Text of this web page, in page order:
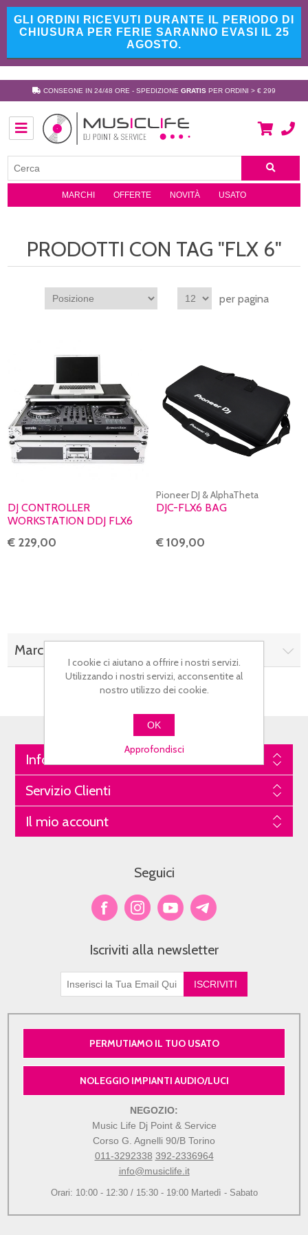
GLI ORDINI RICEVUTI DURANTE IL PERIODO DI
CHIUSURA PER FERIE SARANNO EVASI IL 25
AGOSTO.
CONSEGNE IN 24/48 ORE - SPEDIZIONE GRATIS PER ORDINI > € 299
MARCHI OFFERTE NOVITÀ USATO
PRODOTTI CON TAG "FLX 6"
per pagina
DJ CONTROLLER
WORKSTATION DDJ FLX6
€ 229,00
Pioneer DJ & AlphaTheta
DJC-FLX6 BAG
€ 109,00
Marchi
Informazioni
Servizio Clienti
Il mio account
Seguici
Iscriviti alla newsletter
PERMUTIAMO IL TUO USATO
NOLEGGIO IMPIANTI AUDIO/LUCI
NEGOZIO:
Music Life Dj Point & Service
Corso G. Agnelli 90/B Torino
011-3292338 392-2336964
info@musiclife.it
Orari: 10:00 - 12:30 / 15:30 - 19:00 Martedì - Sabato
I cookie ci aiutano a offrire i nostri servizi.
Utilizzando i nostri servizi, acconsentite al
nostro utilizzo dei cookie.
OK
Approfondisci